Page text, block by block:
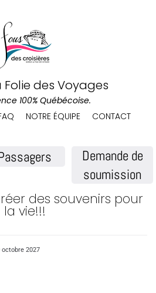
Folie des Voyages
100% Québécoise.
NOTRE ÉQUIPE CONTACT
Demande de
soumission
des souvenirs pour
la vie!!!
2027